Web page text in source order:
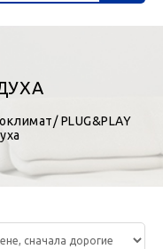
ОФЕРТОЙ
PLUG&PLAY